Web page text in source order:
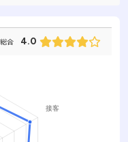
総合 4.0